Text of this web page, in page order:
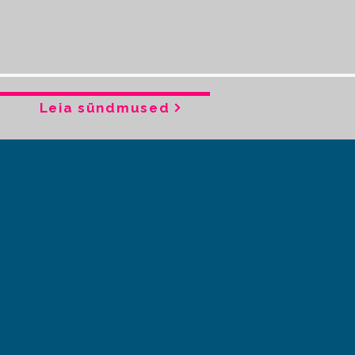
Leia sündmused